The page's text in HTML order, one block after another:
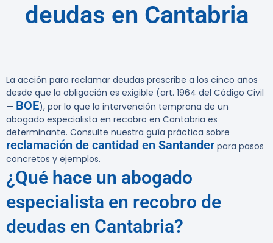
deudas en Cantabria
La acción para reclamar deudas prescribe a los cinco años
desde que la obligación es exigible (art. 1964 del Código Civil
— BOE), por lo que la intervención temprana de un
abogado especialista en recobro en Cantabria es
determinante. Consulte nuestra guía práctica sobre
reclamación de cantidad en Santander para pasos
concretos y ejemplos.
¿Qué hace un abogado
especialista en recobro de
deudas en Cantabria?